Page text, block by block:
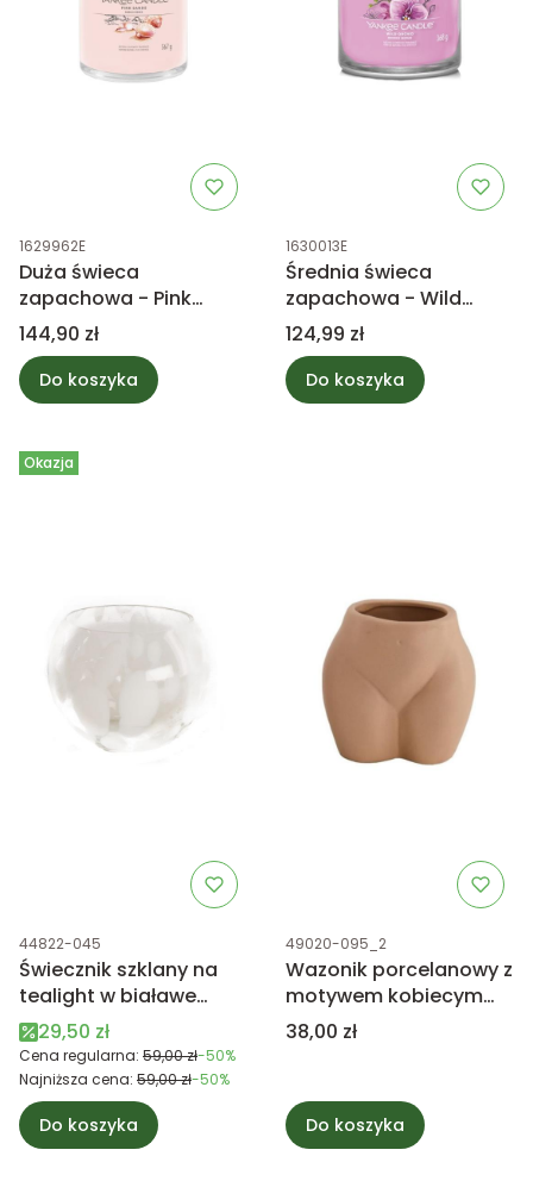
Kod produktu
1629962E
Duża świeca
zapachowa - Pink
Sands - Yankee Candle
Cena
144,90 zł
Do koszyka
Kod produktu
1630013E
Średnia świeca
zapachowa - Wild
Orchid - Yankee
Candle
Cena
124,99 zł
Do koszyka
Okazja
Kod produktu
44822-045
Świecznik szklany na
tealight w białawe
ciapki
Cena promocyjna
29,50 zł
Cena regularna: 59,00 zł-50%
Najniższa cena: 59,00 zł-50%
Do koszyka
Kod produktu
49020-095_2
Wazonik porcelanowy z
motywem kobiecym
jasny brąz
Cena
38,00 zł
Do koszyka